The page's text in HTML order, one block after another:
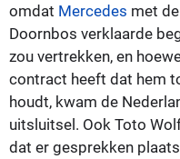
omdat Mercedes met
Doornbos verklaarde
zou vertrekken, en
contract heeft dat hem
houdt, kwam de
uitsluitsel. Ook Toto
dat er gesprekken